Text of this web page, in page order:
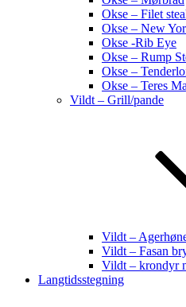
Okse – Filet
Okse – New
Okse -Rib Eye
Okse – Rump
Okse –
Okse – Teres
Vildt – Grill/pande
Vildt –
Vildt – Fasan
Vildt – krondyr
Langtidsstegning